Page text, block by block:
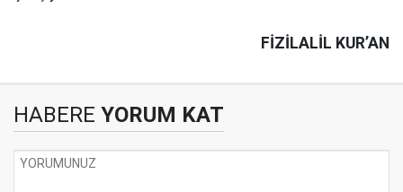
FİZİLALİL KUR’AN
HABERE YORUM KAT